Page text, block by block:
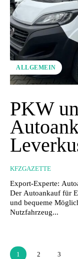
ALLGEMEIN
PKW
KFZGAZETTE
Export-Experte:
Der Autoankauf für
und bequeme
Nutzfahrzeug...
1 2 3